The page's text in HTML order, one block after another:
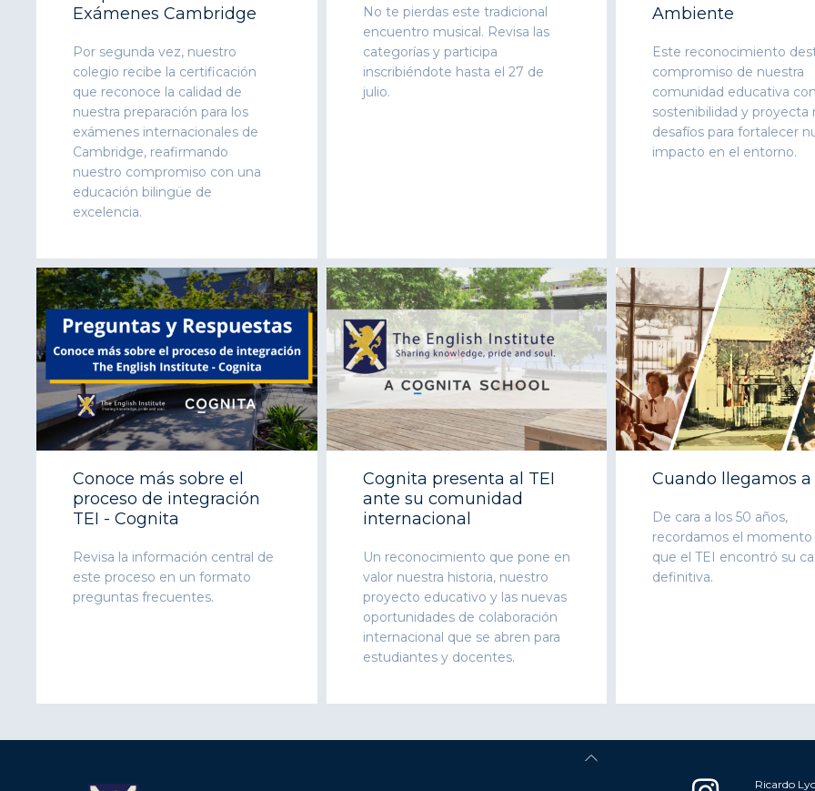
Exámenes Cambridge
Por segunda vez, nuestro
colegio recibe la certificación
que reconoce la calidad de
nuestra preparación para los
exámenes internacionales de
Cambridge, reafirmando
nuestro compromiso con una
educación bilingüe de
excelencia.
No te pierdas este tradicional
encuentro musical. Revisa las
categorías y participa
inscribiéndote hasta el 27 de
julio.
Ambiente
Este reconocimiento
compromiso de nuestra
comunidad educativa
sostenibilidad y proyecta
desafíos para fortalecer
impacto en el entorno.
Conoce más sobre el
proceso de integración
TEI - Cognita
Revisa la información central de
este proceso en un formato
preguntas frecuentes.
Cognita presenta al TEI
ante su comunidad
internacional
Un reconocimiento que pone en
valor nuestra historia, nuestro
proyecto educativo y las nuevas
oportunidades de colaboración
internacional que se abren para
estudiantes y docentes.
Cuando llegamos a
De cara a los 50 años,
recordamos el momento
que el TEI encontró su
definitiva.
Ricardo